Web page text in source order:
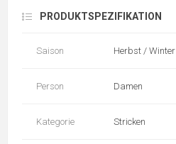
PRODUKTSPEZIFIKATION
Saison Herbst / Winter
Person Damen
Kategorie Stricken